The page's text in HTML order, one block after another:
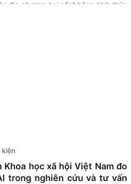
địa phương hai cấp” bằng hình thức
Khoa học xã hội Việt Nam đo
trong nghiên cứu và tư vấn